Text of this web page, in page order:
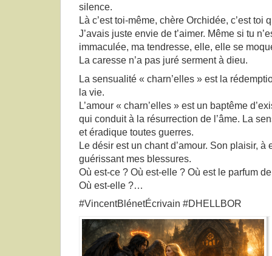
silence.
Là c’est toi-même, chère Orchidée, c’est toi
J’avais juste envie de t’aimer. Même si tu
immaculée, ma tendresse, elle, elle se
La caresse n’a pas juré serment à dieu.
La sensualité « charn’elles » est la
la vie.
L’amour « charn’elles » est un baptême
qui conduit à la résurrection de l’âme. La
et éradique toutes guerres.
Le désir est un chant d’amour. Son plaisir, à
guérissant mes blessures.
Où est-ce ? Où est-elle ? Où est le parfum
Où est-elle ?…
#VincentBlénetÉcrivain #DHELLBOR